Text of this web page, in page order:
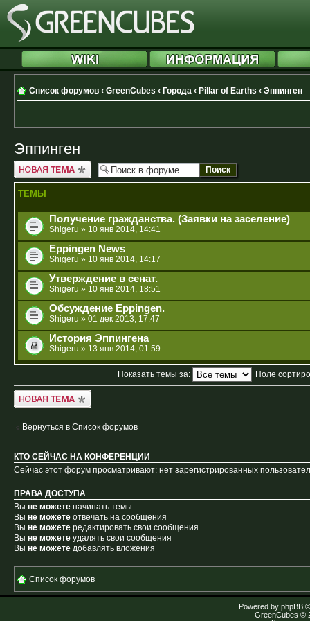
Список форумов ‹ GreenCubes ‹ Города ‹ Pillar of Earths ‹ Эппинген
Эппинген
Новая тема
ТЕМЫ
Получение гражданства. (Заявки на заселение)
Shigeru » 10 янв 2014, 14:41
Eppingen News
Shigeru » 10 янв 2014, 14:17
Утверждение в сенат.
Shigeru » 10 янв 2014, 18:51
Обсуждение Eppingen.
Shigeru » 01 дек 2013, 17:47
История Эппингена
Shigeru » 13 янв 2014, 01:59
Показать темы за: Поле
Новая тема
Вернуться в Список форумов
КТО СЕЙЧАС НА КОНФЕРЕНЦИИ
Сейчас этот форум просматривают: нет зарегистрированных
ПРАВА ДОСТУПА
Вы не можете начинать темы
Вы не можете отвечать на сообщения
Вы не можете редактировать свои сообщения
Вы не можете удалять свои сообщения
Вы не можете добавлять вложения
Список форумов
Powered by phpBB
GreenCubes ©